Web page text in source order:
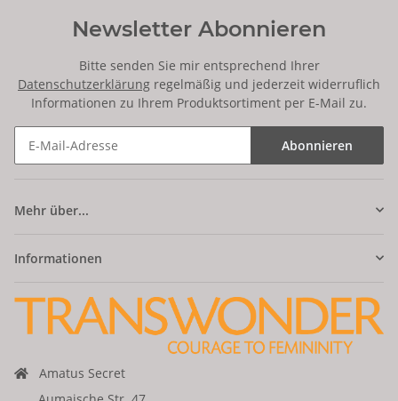
Newsletter Abonnieren
Bitte senden Sie mir entsprechend Ihrer
Datenschutzerklärung regelmäßig und jederzeit widerruflich
Informationen zu Ihrem Produktsortiment per E-Mail zu.
Abonnieren
Mehr über...
Informationen
Amatus Secret